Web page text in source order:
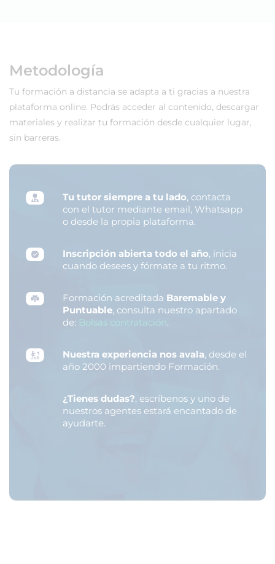
Metodología
Tu formación a distancia se adapta a ti gracias a nuestra
plataforma online. Podrás acceder al contenido, descargar
materiales y realizar tu formación desde cualquier lugar,
sin barreras.
Tu tutor siempre a tu lado, contacta
con el tutor mediante email, Whatsapp
o desde la propia plataforma.
Inscripción abierta todo el año, inicia
cuando desees y fórmate a tu ritmo.
Formación acreditada Baremable y
Puntuable, consulta nuestro apartado
de: Bolsas contratación.
Nuestra experiencia nos avala, desde el
año 2000 impartiendo Formación.
¿Tienes dudas?, escríbenos y uno de
nuestros agentes estará encantado de
ayudarte.